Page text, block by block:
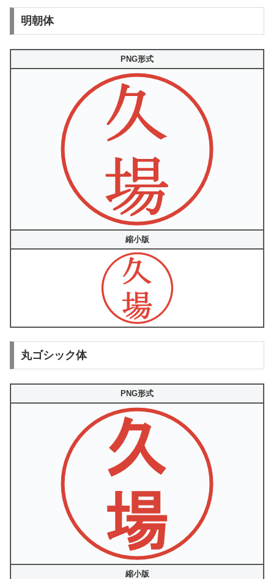
明朝体
PNG形式
縮小版
丸ゴシック体
PNG形式
縮小版